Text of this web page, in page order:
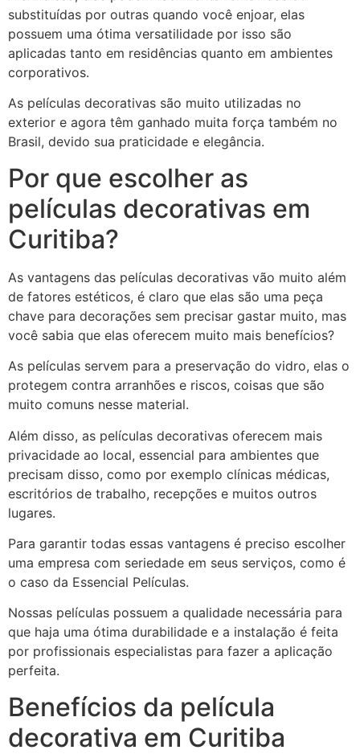
substituídas por outras quando você enjoar, elas
possuem uma ótima versatilidade por isso são
aplicadas tanto em residências quanto em ambientes
corporativos.
As películas decorativas são muito utilizadas no
exterior e agora têm ganhado muita força também no
Brasil, devido sua praticidade e elegância.
Por que escolher as
películas decorativas em
Curitiba?
As vantagens das películas decorativas vão muito além
de fatores estéticos, é claro que elas são uma peça
chave para decorações sem precisar gastar muito, mas
você sabia que elas oferecem muito mais benefícios?
As películas servem para a preservação do vidro, elas o
protegem contra arranhões e riscos, coisas que são
muito comuns nesse material.
Além disso, as películas decorativas oferecem mais
privacidade ao local, essencial para ambientes que
precisam disso, como por exemplo clínicas médicas,
escritórios de trabalho, recepções e muitos outros
lugares.
Para garantir todas essas vantagens é preciso escolher
uma empresa com seriedade em seus serviços, como é
o caso da Essencial Películas.
Nossas películas possuem a qualidade necessária para
que haja uma ótima durabilidade e a instalação é feita
por profissionais especialistas para fazer a aplicação
perfeita.
Benefícios da película
decorativa em Curitiba